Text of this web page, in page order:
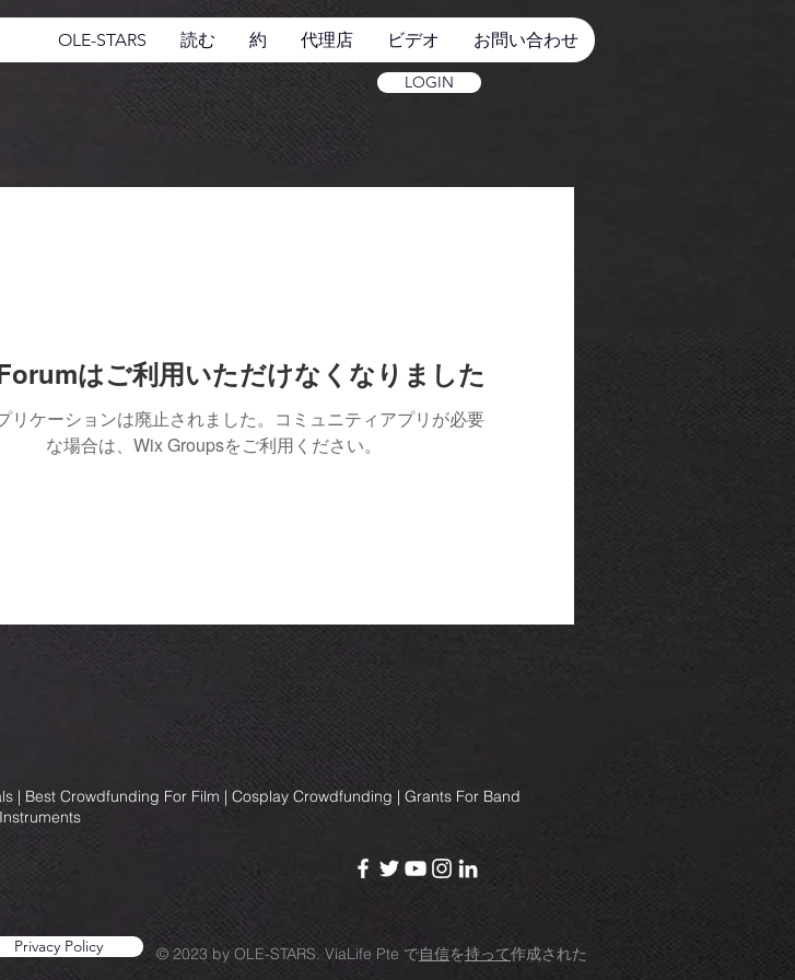
OLE-STARS 読む 約 代理店 ビデオ お問い合わせ
LOGIN
はご利用いただけなくなりました
リケーションは廃止されました。コミュニティアプリが必要
な場合は、Wix Groupsをご利用ください。
| Best Crowdfunding For Film | Cosplay Crowdfunding | Grants For Band
Instruments
© 2023 by OLE-STARS.ViaLife Pte で自信を持って作成された
Privacy Policy